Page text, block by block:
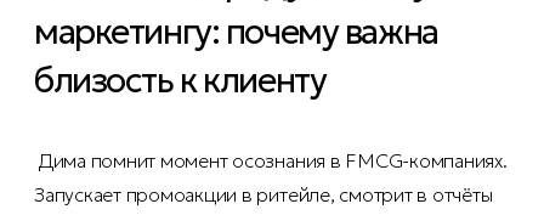
маркетингу: почему важна
близость к клиенту
Дима помнит момент осознания в FMCG-компаниях.
Запускает промоакции в ритейле, смотрит в отчёты